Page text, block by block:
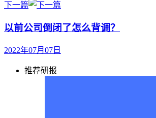
下一篇
以前公司倒闭了怎么背调？
2022年07月07日
推荐研报